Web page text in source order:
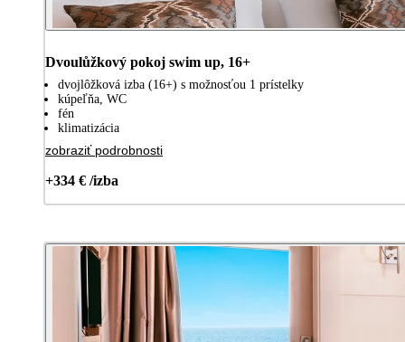
Dvoulůžkový pokoj swim up, 16+
dvojlôžková izba (16+) s možnosťou 1 prístelky
kúpeľňa, WC
fén
klimatizácia
zobraziť podrobnosti
+334 € /izba